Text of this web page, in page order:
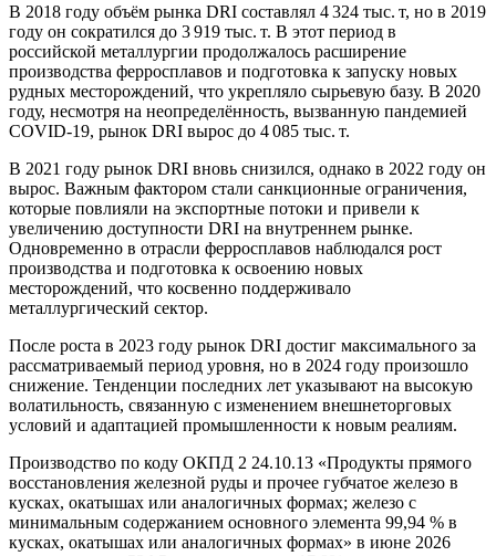
В 2018 году объём рынка DRI составлял 4 324 тыс. т, но в 2019
году он сократился до 3 919 тыс. т. В этот период в
российской металлургии продолжалось расширение
производства ферросплавов и подготовка к запуску новых
рудных месторождений, что укрепляло сырьевую базу. В 2020
году, несмотря на неопределённость, вызванную пандемией
COVID‑19, рынок DRI вырос до 4 085 тыс. т.
В 2021 году рынок DRI вновь снизился, однако в 2022 году он
вырос. Важным фактором стали санкционные ограничения,
которые повлияли на экспортные потоки и привели к
увеличению доступности DRI на внутреннем рынке.
Одновременно в отрасли ферросплавов наблюдался рост
производства и подготовка к освоению новых
месторождений, что косвенно поддерживало
металлургический сектор.
После роста в 2023 году рынок DRI достиг максимального за
рассматриваемый период уровня, но в 2024 году произошло
снижение. Тенденции последних лет указывают на высокую
волатильность, связанную с изменением внешнеторговых
условий и адаптацией промышленности к новым реалиям.
Производство по коду ОКПД 2 24.10.13 «Продукты прямого
восстановления железной руды и прочее губчатое железо в
кусках, окатышах или аналогичных формах; железо с
минимальным содержанием основного элемента 99,94 % в
кусках, окатышах или аналогичных формах» в июне 2026